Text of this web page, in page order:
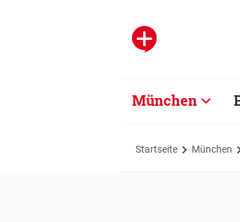
München
Startseite München